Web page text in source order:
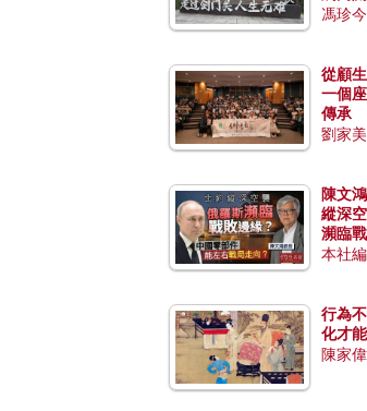
馮珍今
從顧
一個
傳承
劉家美
陳文
縱深
瀕臨
國零
本社
行為
化才
陳家偉